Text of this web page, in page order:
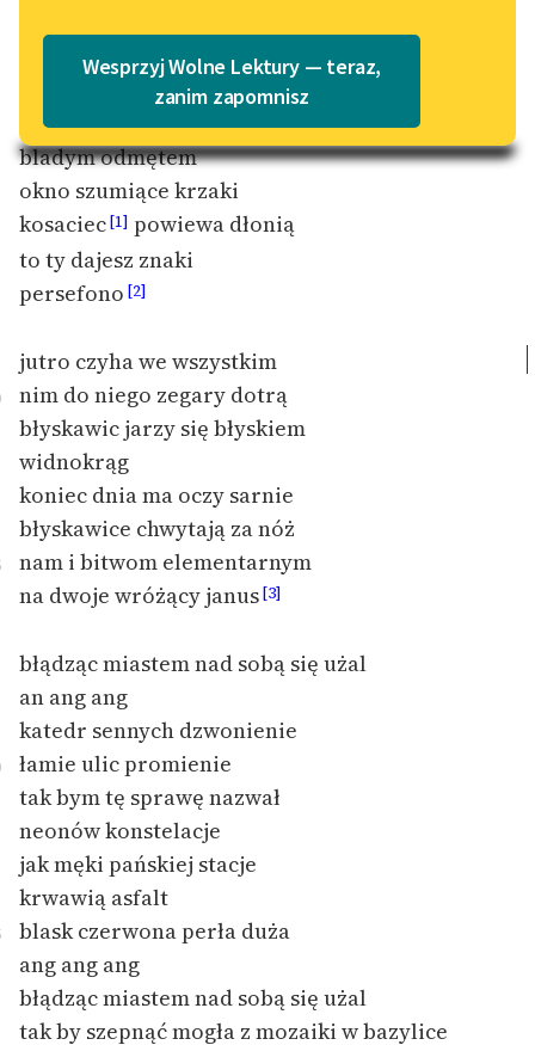
Lektury szkolne i klasyka
literatury do słuchania dla
uczennic i uczniów z
niepełnosprawnościami
E-kolekcja lektur
szkolnych i literatury do
uczniów z
niepełnosprawnościami
Feministyczne inspiracje.
Popularyzacja
skandynawskiej literatury
feministycznej
Ręce pełne poezji
twórców przechodzących
lektur szkolnych oraz
Starego Testamentu
Odkurzamy bohaterów
Szkoła Poezji Wolnych
Lektur
Katalog w formacie PDF
O nas
Kontakt
O projekcie
Wesprzyj Wolne Lektury — teraz,
zanim zapomnisz
smutku pora siwa
porosła mieszkania sprzęty
wiatr chmurzyska przywiał
bladym odmętem
okno szumiące krzaki
kosaciec[1] powiewa dłonią
to ty dajesz znaki
persefono [2]
jutro czyha we wszystkim
nim do niego zegary dotrą
błyskawic jarzy się błyskiem
widnokrąg
koniec dnia ma oczy sarnie
błyskawice chwytają za nóż
nam i bitwom elementarnym
na dwoje wróżący janus[3]
błądząc miastem nad sobą się użal
an ang ang
katedr sennych dzwonienie
łamie ulic promienie
tak bym tę sprawę nazwał
neonów konstelacje
jak męki pańskiej stacje
krwawią asfalt
blask czerwona perła duża
ang ang ang
błądząc miastem nad sobą się użal
tak by szepnąć mogła z mozaiki w bazylice